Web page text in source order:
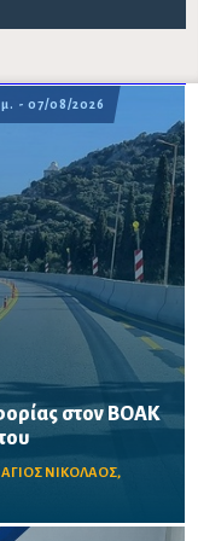
- 07/08/2026
στον ΒΟΑΚ
ΑΓΙΟΣ ΝΙΚΟΛΑΟΣ,
τις 17:00 το τμήμα
στο ύψος της
βραχωδών